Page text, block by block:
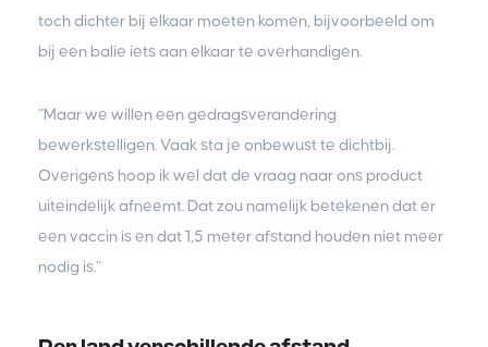
toch dichter bij elkaar moeten komen, bijvoorbeeld om
bij een balie iets aan elkaar te overhandigen.
“Maar we willen een gedragsverandering
bewerkstelligen. Vaak sta je onbewust te dichtbij.
Overigens hoop ik wel dat de vraag naar ons product
uiteindelijk afneemt. Dat zou namelijk betekenen dat er
een vaccin is en dat 1,5 meter afstand houden niet meer
nodig is.”